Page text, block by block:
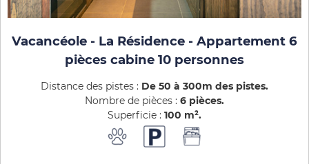
Vacancéole - La Résidence - Appartement 6
pièces cabine 10 personnes
Distance des pistes : De 50 à 300m des pistes
Nombre de pièces : 6 pièces
Superficie : 100 m²